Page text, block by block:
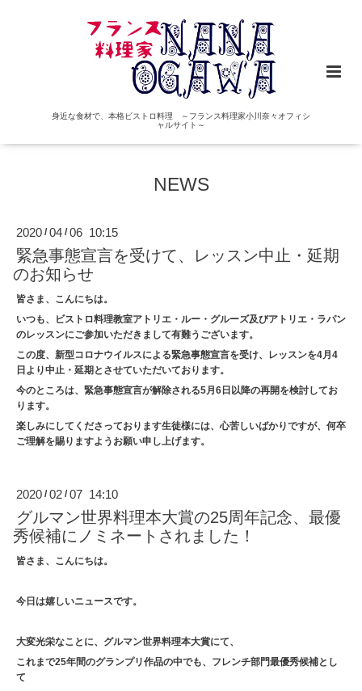
身近な食材で、本格ビストロ料理 ～フランス料理家小川奈々オフィシ
ャルサイト～
NEWS
2020 /04 /06 10:15
緊急事態宣言を受けて、レッスン中止・延期
のお知らせ
皆さま、こんにちは。
いつも、ビストロ料理教室アトリエ・ルー・グルーズ及びアトリエ・ラパン
のレッスンにご参加いただきまして有難うございます。
この度、新型コロナウイルスによる緊急事態宣言を受け、レッスンを4月4
日より中止・延期とさせていただいております。
今のところは、緊急事態宣言が解除される5月6日以降の再開を検討してお
ります。
楽しみにしてくださっております生徒様には、心苦しいばかりですが、何卒
ご理解を賜りますようお願い申し上げます。
2020 /02 /07 14:10
グルマン世界料理本大賞の25周年記念、最優
秀候補にノミネートされました！
皆さま、こんにちは。
今日は嬉しいニュースです。
大変光栄なことに、グルマン世界料理本大賞にて、
これまで25年間のグランプリ作品の中でも、フレンチ部門最優秀候補とし
て